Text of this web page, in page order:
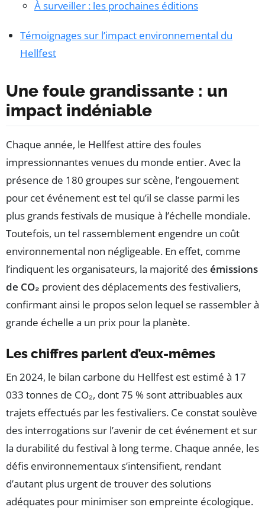
À surveiller : les prochaines éditions
Témoignages sur l’impact environnemental du
Hellfest
Une foule grandissante : un
impact indéniable
Chaque année, le Hellfest attire des foules
impressionnantes venues du monde entier. Avec la
présence de 180 groupes sur scène, l’engouement
pour cet événement est tel qu’il se classe parmi les
plus grands festivals de musique à l’échelle mondiale.
Toutefois, un tel rassemblement engendre un coût
environnemental non négligeable. En effet, comme
l’indiquent les organisateurs, la majorité desémissions
de CO₂ provient des déplacements des festivaliers,
confirmant ainsi le propos selon lequel se rassembler à
grande échelle a un prix pour la planète.
Les chiffres parlent d’eux-mêmes
En 2024, le bilan carbone du Hellfest est estimé à 17
033 tonnes de CO₂, dont 75 % sont attribuables aux
trajets effectués par les festivaliers. Ce constat soulève
des interrogations sur l’avenir de cet événement et sur
la durabilité du festival à long terme. Chaque année, les
défis environnementaux s’intensifient, rendant
d’autant plus urgent de trouver des solutions
adéquates pour minimiser son empreinte écologique.